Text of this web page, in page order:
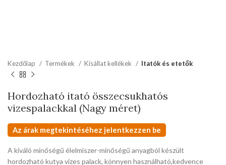
Kezdőlap Termékek Kisállat kellékek Itatók és etetők
Hordozható itató összecsukhatós
vizespalackkal (Nagy méret)
Az árak megtekintéséhez jelentkezzen be
A kiváló minőségű élelmiszer-minőségű anyagból készült
hordozható kutya vizes palack, könnyen használható,kedvence